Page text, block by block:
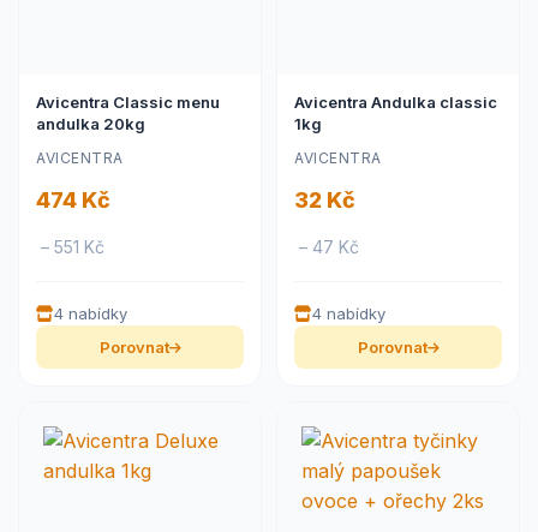
Avicentra Classic menu
andulka 20kg
AVICENTRA
474 Kč
– 551 Kč
4 nabídky
Porovnat
Avicentra Andulka classic
1kg
AVICENTRA
32 Kč
– 47 Kč
4 nabídky
Porovnat